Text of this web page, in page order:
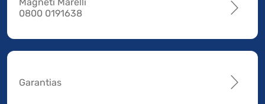
0800 0191638
Garantias